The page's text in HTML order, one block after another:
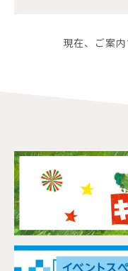
現在、ご案